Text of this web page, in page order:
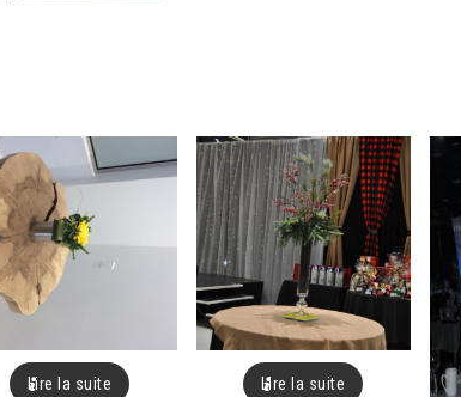
Lire la suite Lire la suite